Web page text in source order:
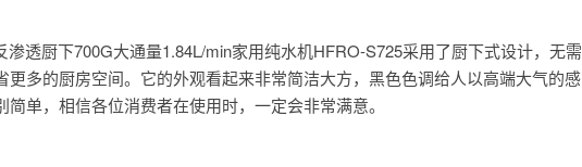
透厨下700G大通量1.84L/min家用纯水机HFRO-S725采用了厨下式设计，无需
更多的厨房空间。它的外观看起来非常简洁大方，黑色色调给人以高端大气的感
单，相信各位消费者在使用时，一定会非常满意。